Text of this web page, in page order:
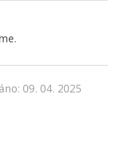
09. 04. 2025